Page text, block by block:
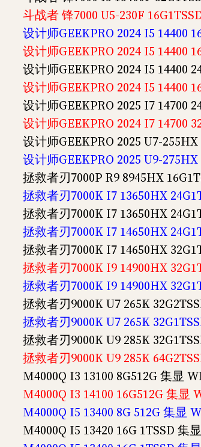
斗战者 锋7000 U5-230F
设计师GEEKPRO 2024 I5 14400
设计师GEEKPRO 2024 I5 14400
设计师GEEKPRO 2024 I5 14400
设计师GEEKPRO 2024 I5 14400
设计师GEEKPRO 2025 I7 14700
设计师GEEKPRO 2024 I7 14700
设计师GEEKPRO 2025 U7-
设计师GEEKPRO 2025 U9-
拯救者刃7000P R9 8945HX
拯救者刃7000K I7 13650HX
拯救者刃7000K I7 13650HX
拯救者刃7000K I7 14650HX
拯救者刃7000K I7 14650HX
拯救者刃7000K I9 14900HX
拯救者刃7000K I9 14900HX
拯救者刃9000K U7 265K
拯救者刃9000K U7 265K
拯救者刃9000K U9 285K
拯救者刃9000K U9 285K
M4000Q I3 13100 8G512G 集显
M4000Q I3 14100 16G512G 集显
M4000Q I5 13400 8G 512G 集显
M4000Q I5 13420 16G 1TSSD 集